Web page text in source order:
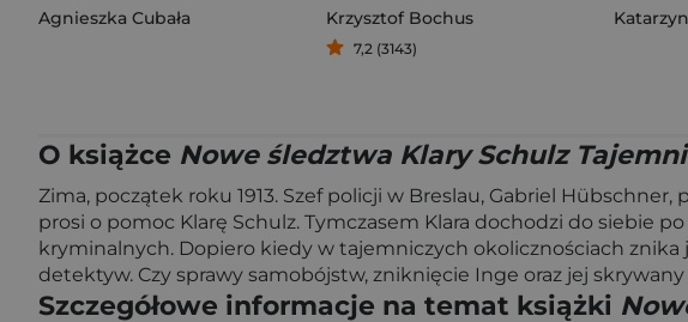
Agnieszka Cubała Krzysztof Bochus
7,2 (3143)
O książce Nowe śledztwa Klary Schulz
Zima, początek roku 1913. Szef policji w Breslau, Gabriel
prosi o pomoc Klarę Schulz. Tymczasem Klara dochodzi do siebie
kryminalnych. Dopiero kiedy w tajemniczych okolicznościach
detektyw. Czy sprawy samobójstw, zniknięcie Inge oraz jej
Szczegółowe informacje na temat książki